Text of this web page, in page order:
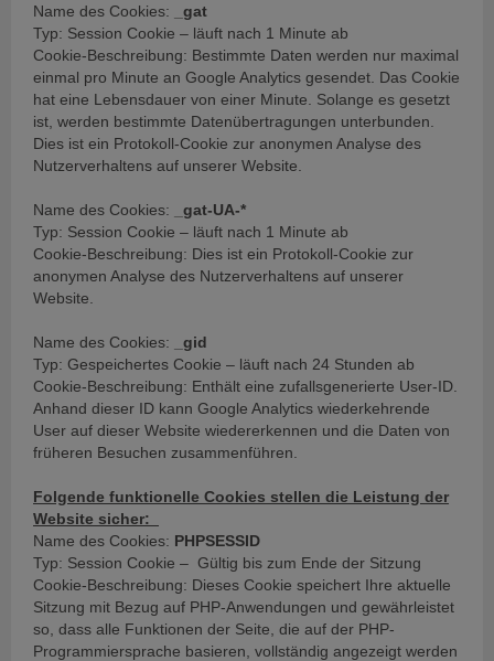
Name des Cookies:
_gat
Typ: Session Cookie – läuft nach 1 Minute ab
Cookie-Beschreibung: Bestimmte Daten werden nur maximal
einmal pro Minute an Google Analytics gesendet. Das Cookie
hat eine Lebensdauer von einer Minute. Solange es gesetzt
ist, werden bestimmte Datenübertragungen unterbunden.
Dies ist ein Protokoll-Cookie zur anonymen Analyse des
Nutzerverhaltens auf unserer Website.
Name des Cookies:
_gat-UA-*
Typ: Session Cookie – läuft nach 1 Minute ab
Cookie-Beschreibung: Dies ist ein Protokoll-Cookie zur
anonymen Analyse des Nutzerverhaltens auf unserer
Website.
Name des Cookies:
_gid
Typ: Gespeichertes Cookie – läuft nach 24 Stunden ab
Cookie-Beschreibung: Enthält eine zufallsgenerierte User-ID.
Anhand dieser ID kann Google Analytics wiederkehrende
User auf dieser Website wiedererkennen und die Daten von
früheren Besuchen zusammenführen.
Folgende funktionelle Cookies stellen die Leistung der
Website sicher:
Name des Cookies: PHPSESSID
Typ: Session Cookie – Gültig bis zum Ende der Sitzung
Cookie-Beschreibung: Dieses Cookie speichert Ihre aktuelle
Sitzung mit Bezug auf PHP-Anwendungen und gewährleistet
so, dass alle Funktionen der Seite, die auf der PHP-
Programmiersprache basieren, vollständig angezeigt werden